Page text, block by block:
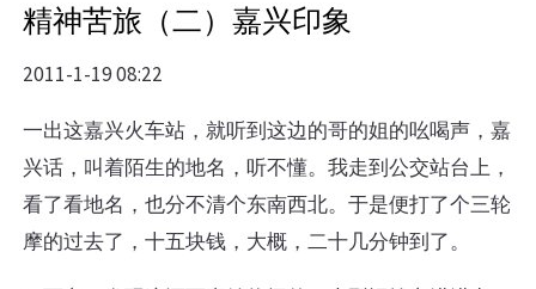
精神苦旅（二）嘉兴印象
2011-1-19 08:22
一出这嘉兴火车站，就听到这边的哥的姐的吆喝声，嘉
兴话，叫着陌生的地名，听不懂。我走到公交站台上，
看了看地名，也分不清个东南西北。于是便打了个三轮
摩的过去了，十五块钱，大概，二十几分钟到了。